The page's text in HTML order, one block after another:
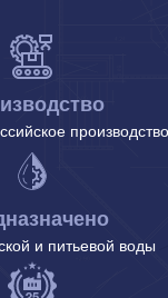
производство
и питьевой воды